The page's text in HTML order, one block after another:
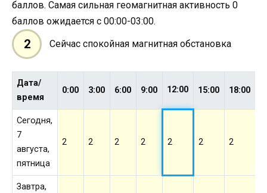
баллов. Самая сильная геомагнитная активность 0
баллов ожидается с 00:00-03:00.
2 Сейчас спокойная магнитная обстановка
Дата/
время
0:00 3:00 6:00 9:00 12:00 15:00 18:00
Сегодня,
7
августа,
пятница
2 2 2 2 2 2 2
Завтра,